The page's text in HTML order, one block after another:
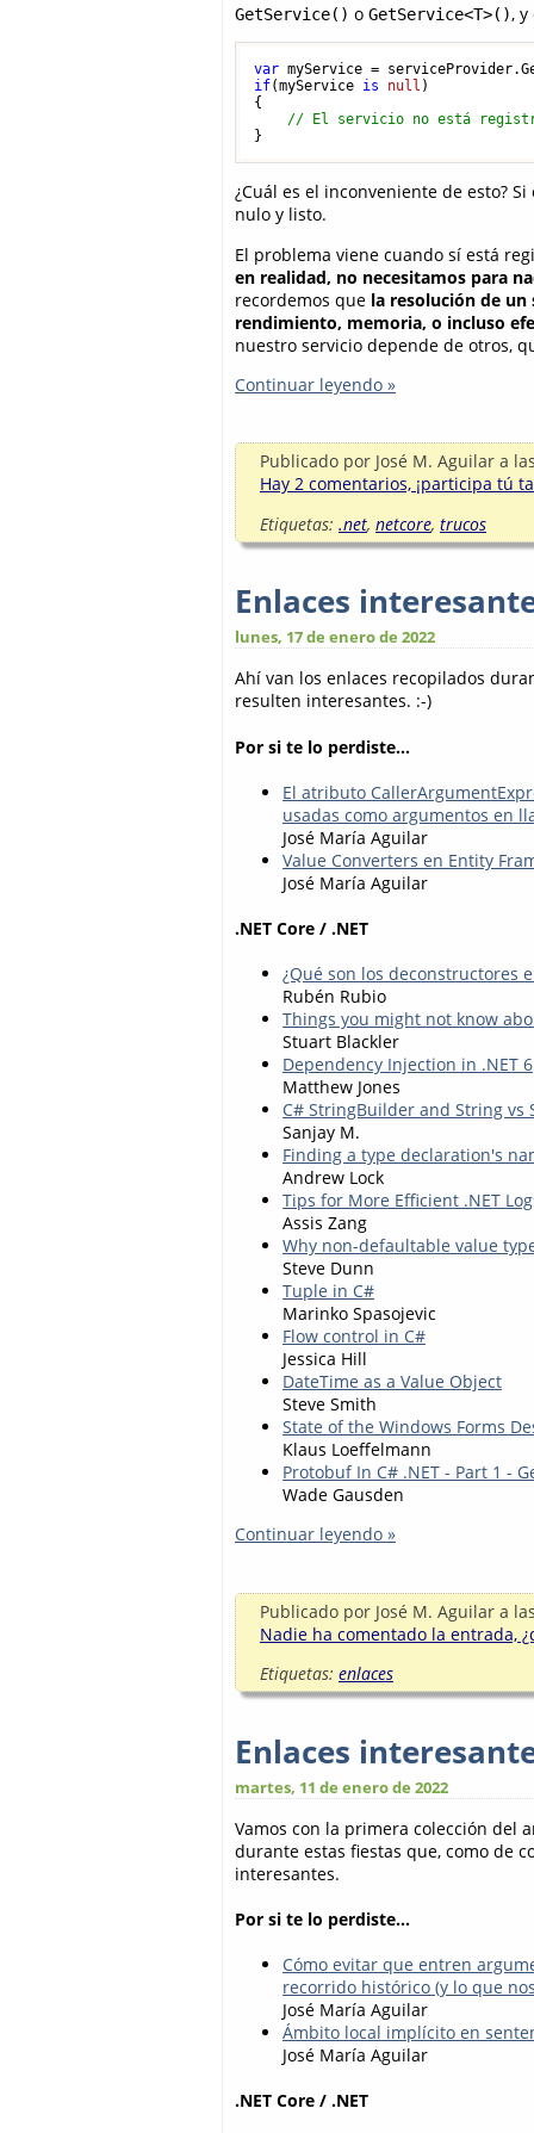
GetService() o GetService<T>(),
var
if(myService is null )
{
// El servicio no está
¿Cuál es el inconveniente de esto?
nulo y listo.
El problema viene cuando sí está
en realidad, no necesitamos para
recordemos que la resolución de
rendimiento, memoria, o incluso
nuestro servicio depende de otros,
Continuar leyendo »
Publicado por José M. Aguilar a
Hay 2 comentarios, ¡participa tú
Etiquetas: .net, netcore, trucos
Enlaces
lunes, 17 de enero de 2022
Ahí van los enlaces recopilados
resulten interesantes. :-)
Por si te lo perdiste...
El atributo
usadas como argumentos en
José María Aguilar
Value Converters en Entity
José María Aguilar
.NET Core / .NET
¿Qué son los deconstructores
Rubén Rubio
Things you might not know
Stuart Blackler
Dependency Injection in .NET 6
Matthew Jones
C# StringBuilder and String vs
Sanjay M.
Finding a type declaration's
Andrew Lock
Tips for More Efficient .NET
Assis Zang
Why non-defaultable value
Steve Dunn
Tuple in C#
Marinko Spasojevic
Flow control in C#
Jessica Hill
DateTime as a Value Object
Steve Smith
State of the Windows Forms
Klaus Loeffelmann
Protobuf In C# .NET - Part 1 -
Wade Gausden
Continuar leyendo »
Publicado por José M. Aguilar a
Nadie ha comentado la entrada,
Etiquetas: enlaces
Enlaces
martes, 11 de enero de 2022
Vamos con la primera colección del
durante estas fiestas que, como de
interesantes.
Por si te lo perdiste...
Cómo evitar que entren
recorrido histórico (y lo que
José María Aguilar
Ámbito local implícito en
José María Aguilar
.NET Core / .NET